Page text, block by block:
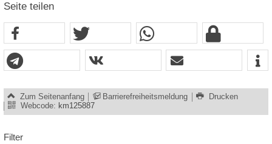
Seite teilen
Zum Seitenanfang Barrierefreiheitsmeldung
Drucken
Webcode: km125887
Filter